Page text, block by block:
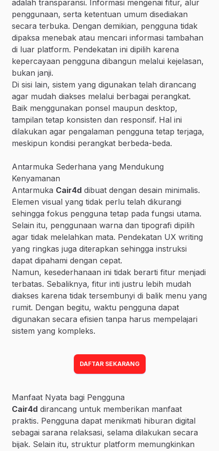
adalah transparansi. Informasi mengenai fitur, alur
penggunaan, serta ketentuan umum disediakan
secara terbuka. Dengan demikian, pengguna tidak
dipaksa menebak atau mencari informasi tambahan
di luar platform. Pendekatan ini dipilih karena
kepercayaan pengguna dibangun melalui kejelasan,
bukan janji.
Di sisi lain, sistem yang digunakan telah dirancang
agar mudah diakses melalui berbagai perangkat.
Baik menggunakan ponsel maupun desktop,
tampilan tetap konsisten dan responsif. Hal ini
dilakukan agar pengalaman pengguna tetap terjaga,
meskipun kondisi perangkat berbeda-beda.
Antarmuka Sederhana yang Mendukung
Kenyamanan
Antarmuka Cair4d dibuat dengan desain minimalis.
Elemen visual yang tidak perlu telah dikurangi
sehingga fokus pengguna tetap pada fungsi utama.
Selain itu, penggunaan warna dan tipografi dipilih
agar tidak melelahkan mata. Pendekatan UX writing
yang ringkas juga diterapkan sehingga instruksi
dapat dipahami dengan cepat.
Namun, kesederhanaan ini tidak berarti fitur menjadi
terbatas. Sebaliknya, fitur inti justru lebih mudah
diakses karena tidak tersembunyi di balik menu yang
rumit. Dengan begitu, waktu pengguna dapat
digunakan secara efisien tanpa harus mempelajari
sistem yang kompleks.
DAFTAR SEKARANG
Manfaat Nyata bagi Pengguna
Cair4d dirancang untuk memberikan manfaat
praktis. Pengguna dapat menikmati hiburan digital
sebagai sarana relaksasi, selama dilakukan secara
bijak. Selain itu, struktur platform memungkinkan